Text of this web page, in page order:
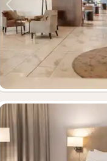
Vorige foto